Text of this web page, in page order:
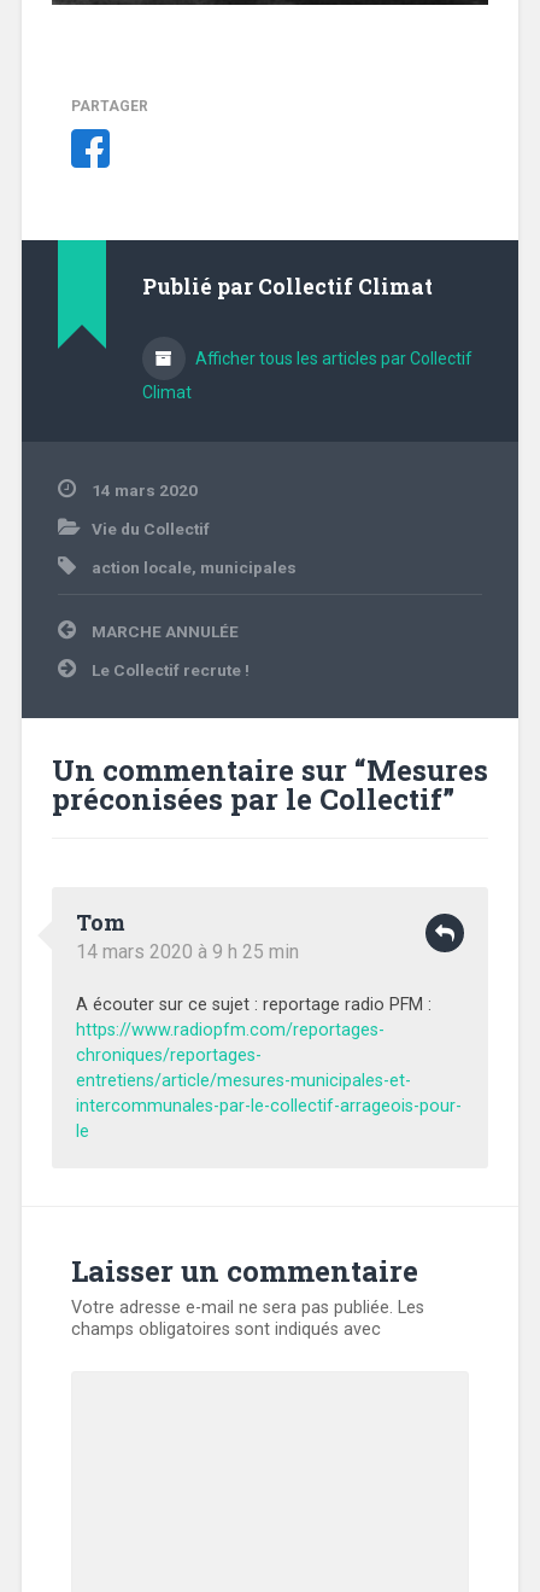
PARTAGER
Publié par Collectif Climat
Afficher tous les articles par Collectif
Climat
14 mars 2020
Vie du Collectif
action locale, municipales
Navigation
de
l’article
MARCHE ANNULÉE
Le Collectif recrute !
Un commentaire sur “Mesures
préconisées par le Collectif”
Tom
14 mars 2020 à 9 h 25 min
A écouter sur ce sujet : reportage radio PFM :
https://www.radiopfm.com/reportages-
chroniques/reportages-
entretiens/article/mesures-municipales-et-
intercommunales-par-le-collectif-arrageois-pour-
le
Laisser un commentaire
Votre adresse e-mail ne sera pas publiée. Les
champs obligatoires sont indiqués avec